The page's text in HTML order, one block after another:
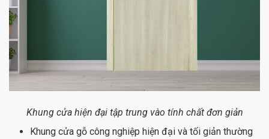
Khung cửa hiện đại tập trung vào tính chất đơn giản
Khung cửa gỗ công nghiệp hiện đại và tối giản thường